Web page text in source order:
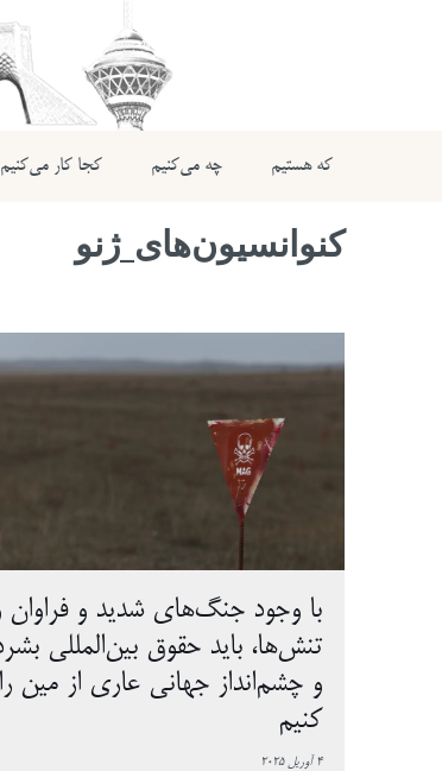
که هستیم چه می‌کنیم کجا کار می‌کنیم
کنوانسیون‌های_ژنو
با وجود جنگ‌های شدید و فراوان
تنش‌ها، باید حقوق بین‌المللی
و چشم‌انداز جهانی عاری از مین
کنیم
4 آوریل 2025